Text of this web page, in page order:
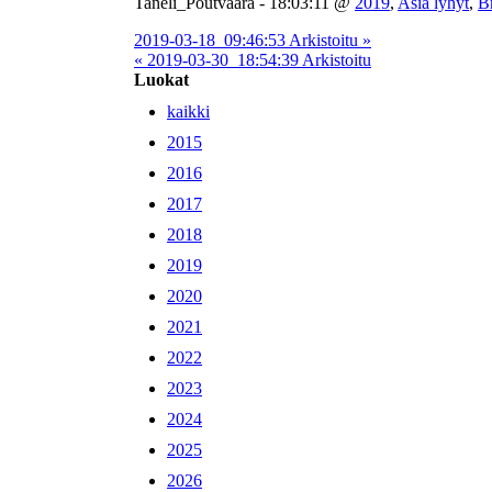
2019-03-18_09:46:53 Arkistoitu »
« 2019-03-30_18:54:39 Arkistoitu
Luokat
kaikki
2015
2016
2017
2018
2019
2020
2021
2022
2023
2024
2025
2026